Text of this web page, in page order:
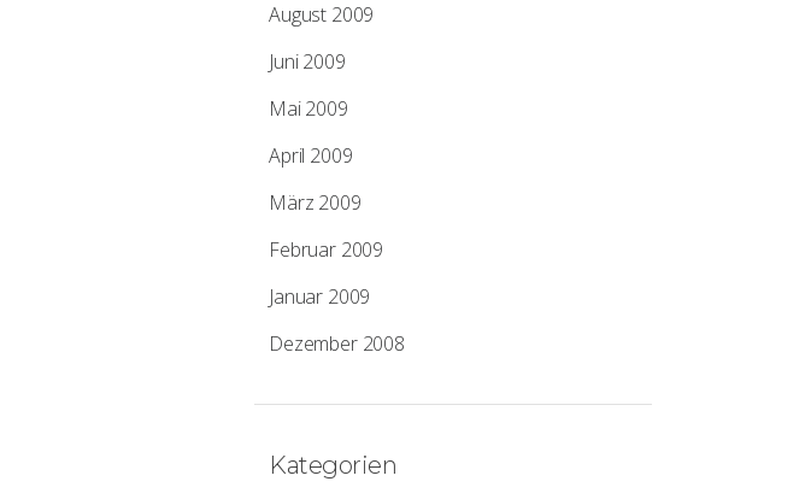
August 2009
Juni 2009
Mai 2009
April 2009
März 2009
Februar 2009
Januar 2009
Dezember 2008
Kategorien